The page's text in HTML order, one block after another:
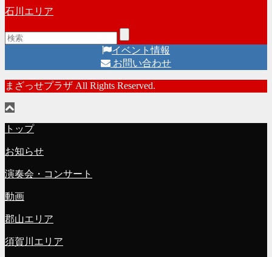
石川エリア
イベント情報
お問い合わせ
まざっせプラザ All Rights Reserved.
トップ
お知らせ
演奏会・コンサート
動画
郡山エリア
須賀川エリア